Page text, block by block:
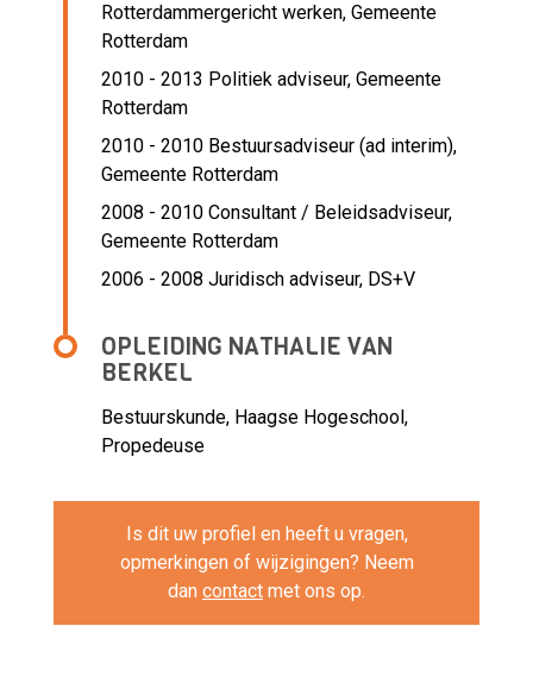
Rotterdammergericht werken, Gemeente
Rotterdam
2010 - 2013 Politiek adviseur, Gemeente
Rotterdam
2010 - 2010 Bestuursadviseur (ad interim),
Gemeente Rotterdam
2008 - 2010 Consultant / Beleidsadviseur,
Gemeente Rotterdam
2006 - 2008 Juridisch adviseur, DS+V
OPLEIDING NATHALIE VAN
BERKEL
Bestuurskunde, Haagse Hogeschool,
Propedeuse
Is dit uw profiel en heeft u vragen,
opmerkingen of wijzigingen? Neem
dan contact met ons op.